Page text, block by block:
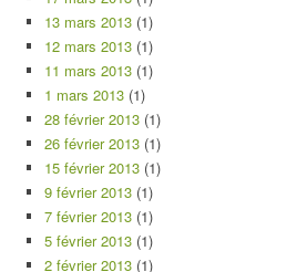
13 mars 2013 (1)
12 mars 2013 (1)
11 mars 2013 (1)
1 mars 2013 (1)
28 février 2013 (1)
26 février 2013 (1)
15 février 2013 (1)
9 février 2013 (1)
7 février 2013 (1)
5 février 2013 (1)
2 février 2013 (1)